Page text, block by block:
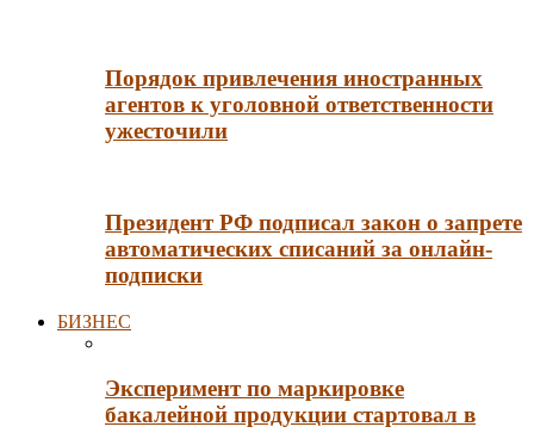
Порядок привлечения иностранных
агентов к уголовной ответственности
ужесточили
Президент РФ подписал закон о запрете
автоматических списаний за онлайн-
подписки
БИЗНЕС
Эксперимент по маркировке
бакалейной продукции стартовал в